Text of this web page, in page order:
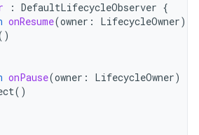
: DefaultLifecycleObserver {
onResume(owner : LifecycleOwner)
onPause(owner : LifecycleOwner)
()